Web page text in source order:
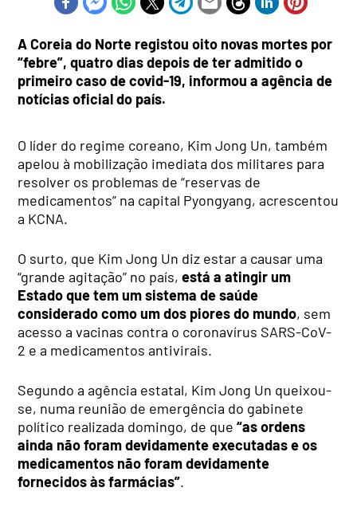
A Coreia do Norte registou oito novas mortes por
“febre”, quatro dias depois de ter admitido o
primeiro caso de covid-19, informou a agência de
notícias oficial do país.
O líder do regime coreano, Kim Jong Un, também
apelou à mobilização imediata dos militares para
resolver os problemas de “reservas de
medicamentos” na capital Pyongyang, acrescentou
a KCNA.
O surto, que Kim Jong Un diz estar a causar uma
“grande agitação” no país,está a atingir um
Estado que tem um sistema de saúde
considerado como um dos piores do mundo, sem
acesso a vacinas contra o coronavírus SARS-CoV-
2 e a medicamentos antivirais.
Segundo a agência estatal, Kim Jong Un queixou-
se, numa reunião de emergência do gabinete
político realizada domingo, de que“as ordens
ainda não foram devidamente executadas e os
medicamentos não foram devidamente
fornecidos às farmácias”.